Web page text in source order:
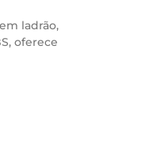
ladrão,
oferece